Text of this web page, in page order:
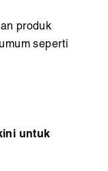
produk
seperti
untuk